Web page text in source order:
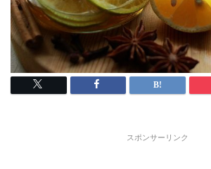
スポンサーリンク